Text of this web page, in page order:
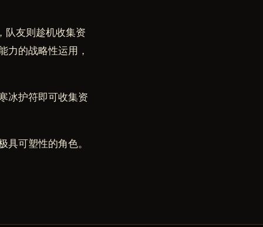
队友则趁机收集资
力的战略性运用，
冰护符即可收集资
可塑性的角色。